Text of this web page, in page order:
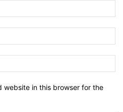
website in this browser for the